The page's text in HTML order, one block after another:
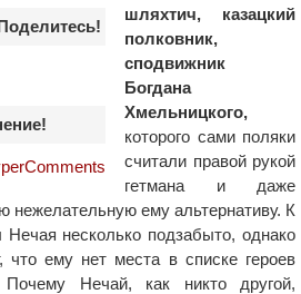
шляхтич, казацкий
полковник,
сподвижник
Богдана
Хмельницкого,
которого сами поляки
считали правой рукой
гетмана и даже
нежелательную ему альтернативу. К
несколько подзабыто, однако
что ему нет места в списке героев
Почему Нечай, как никто другой,